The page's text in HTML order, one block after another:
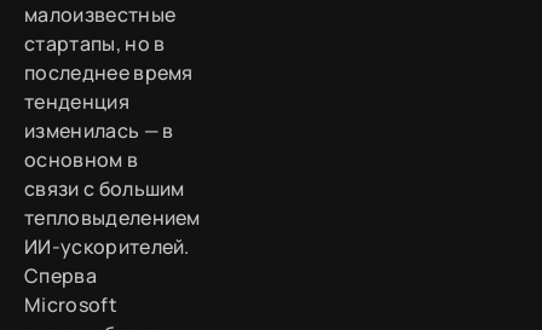
малоизвестные
стартапы, но в
последнее время
тенденция
изменилась — в
основном в
связи с большим
тепловыделением
ИИ-ускорителей.
Сперва
Microsoft